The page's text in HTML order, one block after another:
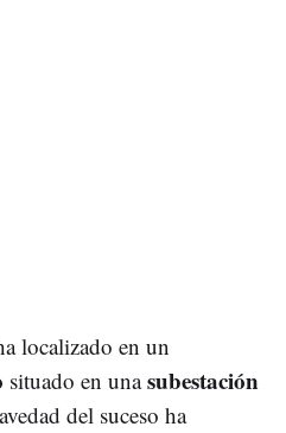
localizado en un
situado en unasubestación
del suceso ha